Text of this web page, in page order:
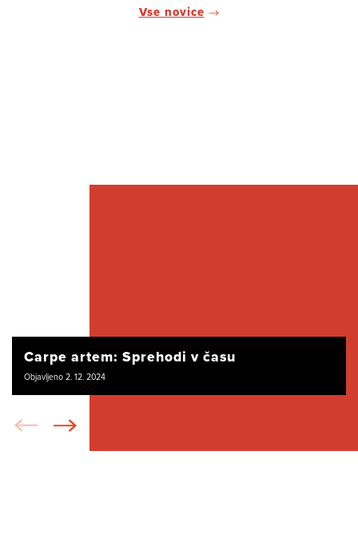
Vse novice
Carpe artem: Sprehodi v času
Objavljeno 2. 12. 2024